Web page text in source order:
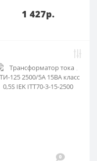
1 427р.
0